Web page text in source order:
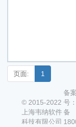
页面: 1
© 2015-2022
上海韦纳软件
科技有限公司
备
号
备